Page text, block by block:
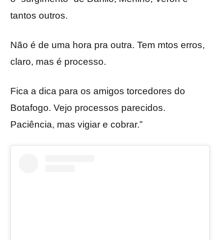
tantos outros.
Não é de uma hora pra outra. Tem mtos erros,
claro, mas é processo.
Fica a dica para os amigos torcedores do
Botafogo. Vejo processos parecidos.
Paciência, mas vigiar e cobrar.”